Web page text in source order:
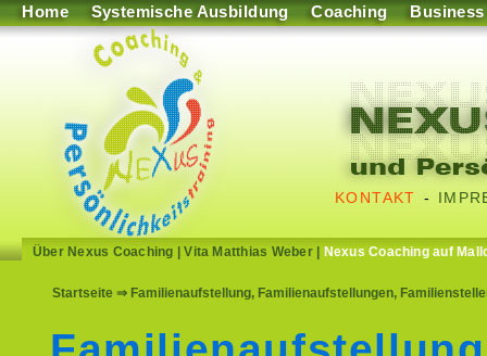
Home Systemische Ausbildung Coaching Business
KONTAKT -
Über Nexus Coaching |Vita Matthias Weber| Nexus Coaching auf
Startseite ⇒ Familienaufstellung, Familienaufstellungen,